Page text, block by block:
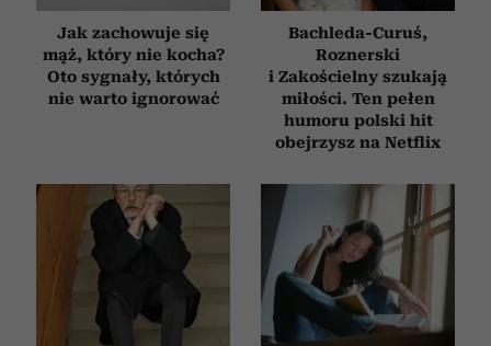
Jak zachowuje się
mąż, który nie kocha?
Oto sygnały, których
nie warto ignorować
Bachleda-Curuś,
Roznerski
i Zakościelny szukają
miłości. Ten pełen
humoru polski hit
obejrzysz na Netflix